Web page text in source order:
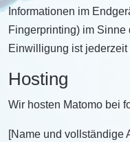
Informationen im
Fingerprinting) im
Einwilligung ist jederzeit
Hosting
Wir hosten Matomo bei
[Name und vollständige